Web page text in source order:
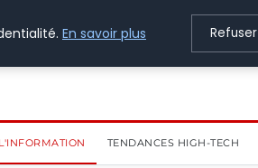
TENDANCES HIGH-TECH
En savoir plus Refuser